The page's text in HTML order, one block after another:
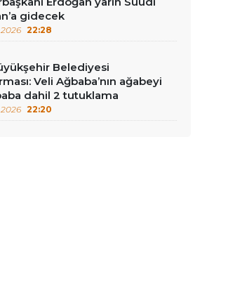
gidecek
22:28
Belediyesi
Veli Ağbaba’nın ağabeyi
dahil 2 tutuklama
22:20